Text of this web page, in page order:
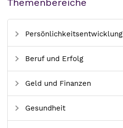
Themenbereiche
Persönlichkeitsentwicklung
Beruf und Erfolg
Geld und Finanzen
Gesundheit